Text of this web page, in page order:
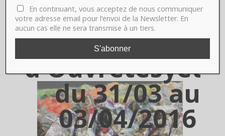
le parcours
peinture
du 31/03 au
03/04/2016
En continuant, vous acceptez de nous communiquer
votre adresse email pour l’envoi de la Newsletter. En
aucun cas elle ne sera transmise à un tiers.